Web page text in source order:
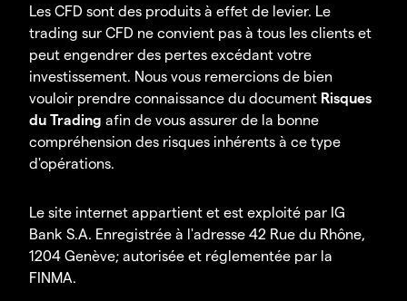
Les CFD sont des produits à effet de levier. Le
trading sur CFD ne convient pas à tous les clients et
peut engendrer des pertes excédant votre
investissement. Nous vous remercions de bien
vouloir prendre connaissance du document Risques
du Trading afin de vous assurer de la bonne
compréhension des risques inhérents à ce type
d'opérations.
Le site internet appartient et est exploité par IG
Bank S.A. Enregistrée à l'adresse 42 Rue du Rhône,
1204 Genève; autorisée et réglementée par la
FINMA.